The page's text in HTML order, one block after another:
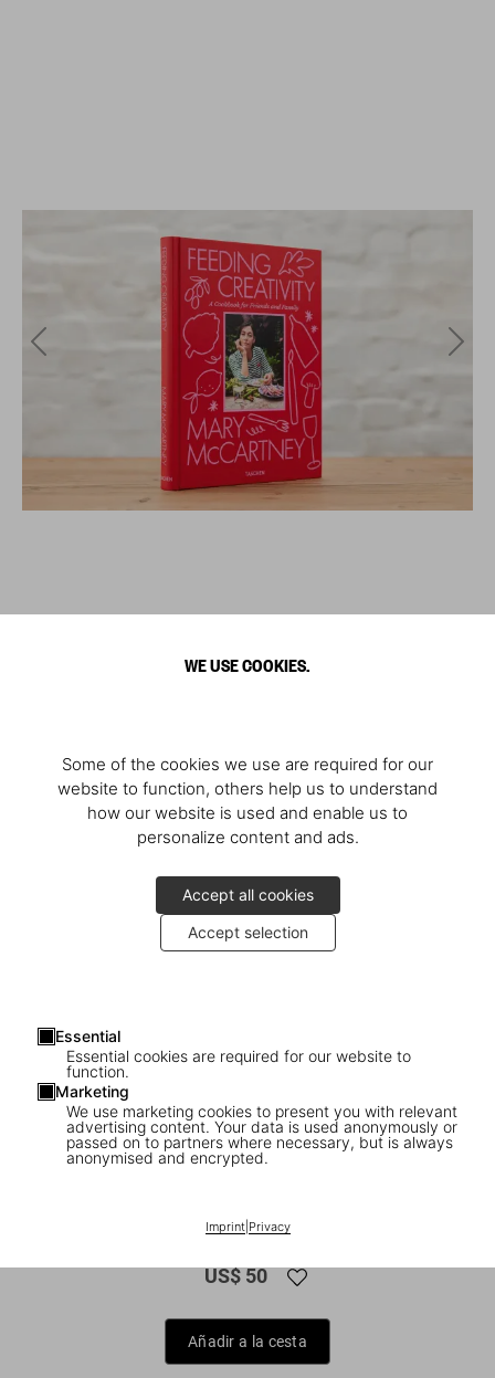
WE USE COOKIES.
Some of the cookies we use are required for our
website to function, others help us to understand
how our website is used and enable us to
personalize content and ads.
Accept all cookies
Accept selection
Essential
Essential cookies are required for our website to
function.
Marketing
We use marketing cookies to present you with relevant
advertising content. Your data is used anonymously or
passed on to partners where necessary, but is always
anonymised and encrypted.
Imprint| Privacy
1
Mary McCartney. Feeding Creativity
US$ 50
Añadir a la cesta